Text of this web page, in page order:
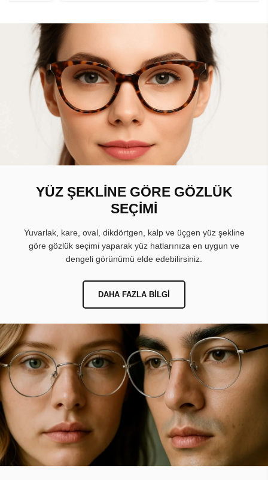
YÜZ ŞEKLİNE GÖRE GÖZLÜK
SEÇİMİ
Yuvarlak, kare, oval, dikdörtgen, kalp ve üçgen yüz şekline
göre gözlük seçimi yaparak yüz hatlarınıza en uygun ve
dengeli görünümü elde edebilirsiniz.
DAHA FAZLA BILGI